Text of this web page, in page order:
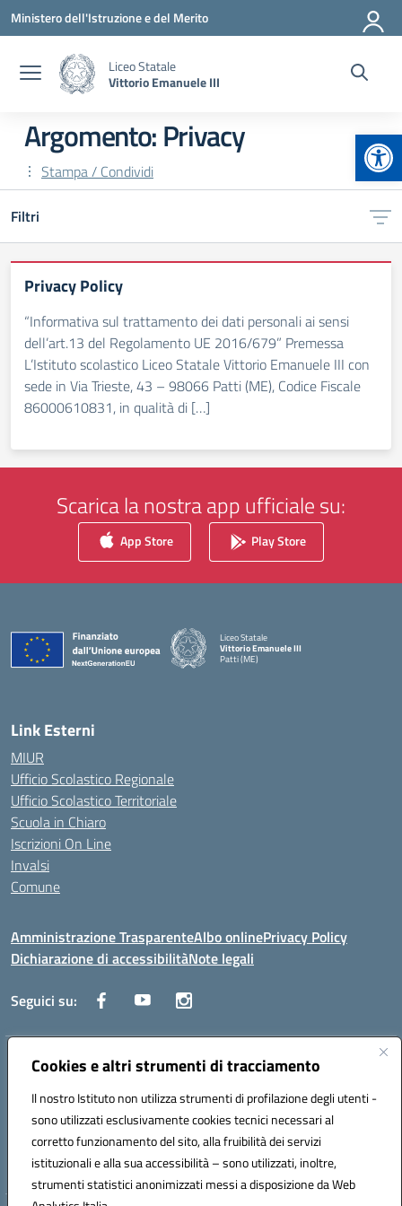
Cookies e altri strumenti di tracciamento
Il nostro Istituto non utilizza strumenti di profilazione degli utenti -
sono utilizzati esclusivamente cookies tecnici necessari al
corretto funzionamento del sito, alla fruibilità dei servizi
istituzionali e alla sua accessibilità – sono utilizzati, inoltre,
strumenti statistici anonimizzati messi a disposizione da Web
Vai ai contenuti
Vai al menu di navigazione
Vai al footer
Ministero dell'Istruzione e del Merito
Liceo Statale
Vittorio Emanuele III
Argomento: Privacy
Stampa / Condividi
Filtri
Privacy Policy
“Informativa sul trattamento dei dati personali ai sensi
dell’art.13 del Regolamento UE 2016/679” Premessa
L’Istituto scolastico Liceo Statale Vittorio Emanuele III con
sede in Via Trieste, 43 – 98066 Patti (ME), Codice Fiscale
86000610831, in qualità di […]
Scarica la nostra app ufficiale su:
App Store Play Store
Liceo Statale
Vittorio Emanuele III
Patti (ME)
Link Esterni
MIUR
Ufficio Scolastico Regionale
Ufficio Scolastico Territoriale
Scuola in Chiaro
Iscrizioni On Line
Invalsi
Comune
Amministrazione TrasparenteAlbo onlinePrivacy Policy
Dichiarazione di accessibilitàNote legali
Seguici su:
Indirizzo:Via Trieste, 43 – 98066 Patti (ME)
Posta elettronica certificata (PEC):mepc060006@pec.istruzione.it
Codice fiscale: 86000610831
Codice meccanografico: MEPC060006